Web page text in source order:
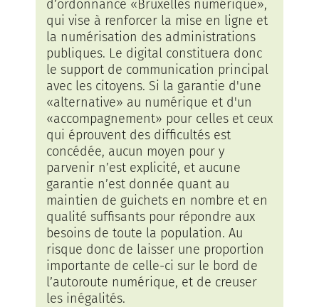
d’ordonnance «Bruxelles numérique»,
qui vise à renforcer la mise en ligne et
la numérisation des administrations
publiques. Le digital constituera donc
le support de communication principal
avec les citoyens. Si la garantie d'une
«alternative» au numérique et d'un
«accompagnement» pour celles et ceux
qui éprouvent des difficultés est
concédée, aucun moyen pour y
parvenir n’est explicité, et aucune
garantie n’est donnée quant au
maintien de guichets en nombre et en
qualité suffisants pour répondre aux
besoins de toute la population. Au
risque donc de laisser une proportion
importante de celle-ci sur le bord de
l’autoroute numérique, et de creuser
les inégalités.